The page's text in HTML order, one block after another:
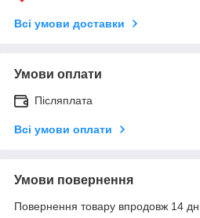
Всі умови доставки
Умови оплати
Післяплата
Всі умови оплати
Умови повернення
Повернення товару впродовж 14